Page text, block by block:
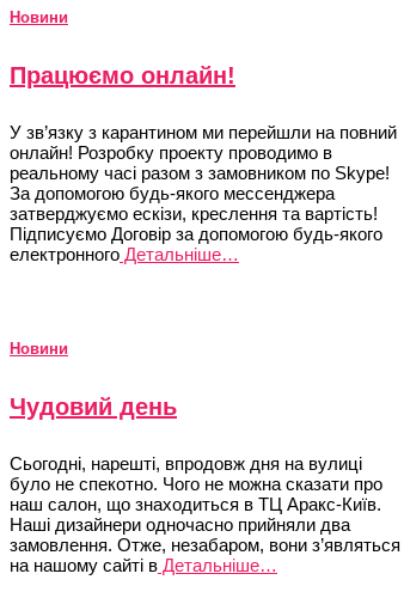
Новини
Працюємо онлайн!
У зв’язку з карантином ми перейшли на повний
онлайн! Розробку проекту проводимо в
реальному часі разом з замовником по Skype!
За допомогою будь-якого мессенджера
затверджуємо ескізи, креслення та вартість!
Підписуємо Договір за допомогою будь-якого
електронного Детальніше…
Новини
Чудовий день
Сьогодні, нарешті, впродовж дня на вулиці
було не спекотно. Чого не можна сказати про
наш салон, що знаходиться в ТЦ Аракс-Київ.
Наші дизайнери одночасно прийняли два
замовлення. Отже, незабаром, вони з’являться
на нашому сайті в Детальніше…